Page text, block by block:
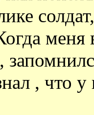
меня
, что